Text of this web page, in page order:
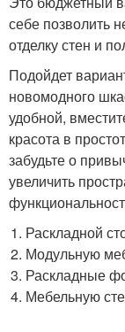
себе позволить
отделку стен и
Подойдет
новомодного
удобной,
красота в
забудьте о
увеличить
Раскладной
Модульную
Раскладные
Мебельную